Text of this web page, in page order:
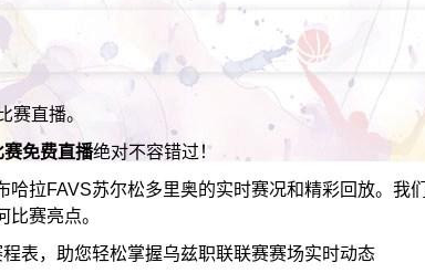
赛直播。
免费直播绝对不容错过！
拉FAVS苏尔松多里奥的实时赛况和精彩回放。我
赛亮点。
表，助您轻松掌握乌兹职联联赛赛场实时动态